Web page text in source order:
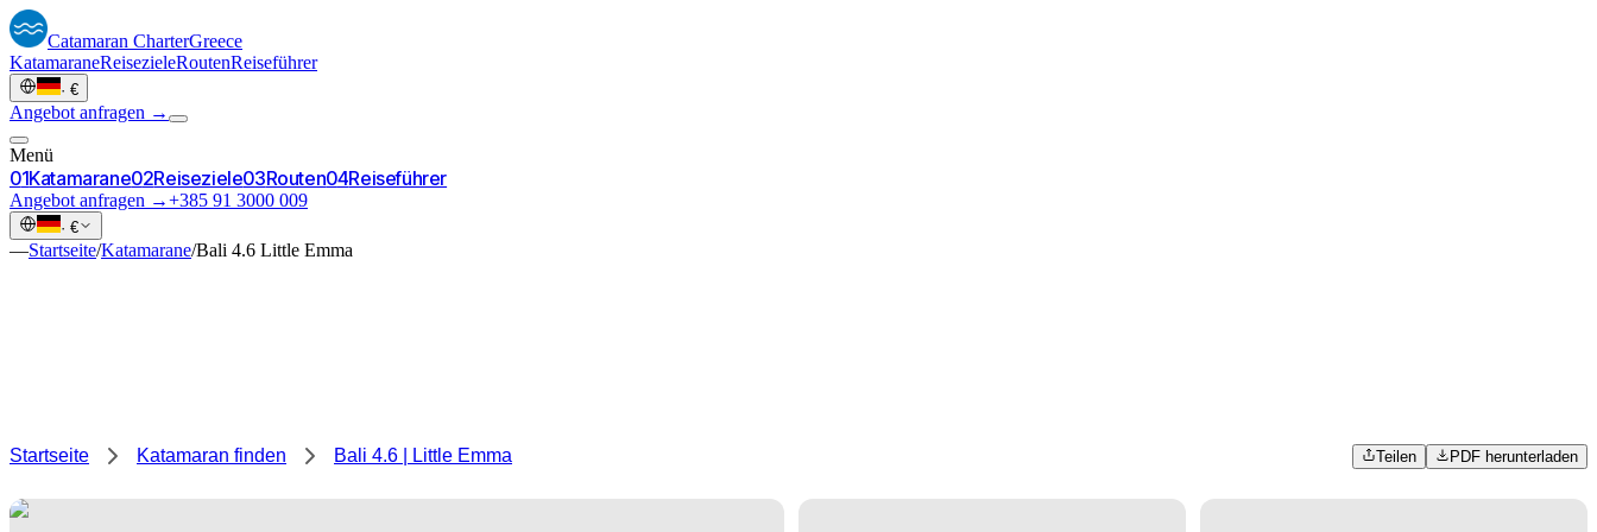
Catamaran CharterGreece
KatamaraneReisezieleRoutenReiseführer
· €
Angebot anfragen →
Menü
01Katamarane02Reiseziele03Routen04Reiseführer
Angebot anfragen →+385 91 3000 009
· €
—Startseite/Katamarane/Bali 4.6 Little Emma
Startseite Katamaran finden Bali 4.6 | Little Emma Teilen PDF herunterladen